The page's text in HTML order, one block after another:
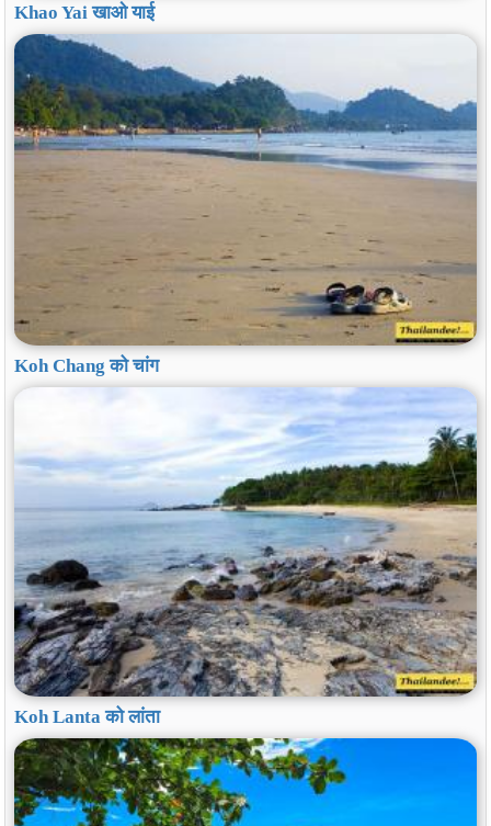
Khao Yai खाओ याई
Koh Chang को चांग
Koh Lanta को लांता